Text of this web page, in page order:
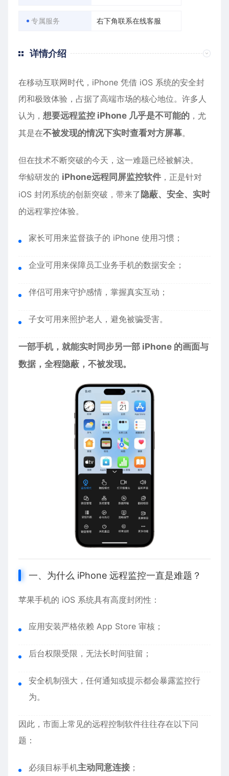
专属服务 右下角联系在线客服
详情介绍
在移动互联网时代， iPhone 凭借 iOS 系统的安全封
闭和极致体验，占据了高端市场的核心地位。许多人
认为， 想要远程监控 iPhone 几乎是不可能的 ，尤
其是在不被发现的情况下实时查看对方屏幕。
但在技术不断突破的今天，这一难题已经被解决。
华鲸研发的 iPhone远程同屏监控软件 ，正是针对
iOS 封闭系统的创新突破，带来了 隐蔽、安全、实时
的远程掌控体验。
家长可用来监督孩子的 iPhone 使用习惯；
企业可用来保障员工业务手机的数据安全；
伴侣可用来守护感情，掌握真实互动；
子女可用来照护老人，避免被骗受害。
一部手机，就能实时同步另一部 iPhone 的画面与
数据，全程隐蔽，不被发现。
一、为什么 iPhone 远程监控一直是难题？
苹果手机的 iOS 系统具有高度封闭性：
应用安装严格依赖 App Store 审核；
后台权限受限，无法长时间驻留；
安全机制强大，任何通知或提示都会暴露监控行
为。
因此，市面上常见的远程控制软件往往存在以下问
题：
必须目标手机主动同意连接 ；